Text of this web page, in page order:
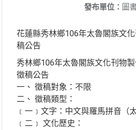
發布單位： 圖
花蓮縣秀林鄉106年太魯閣族文
稿公告
秀林鄉106年太魯閣族文化刊物
徵稿公告
一、 徵稿對象：不限
二、 徵稿類型：
﹝一﹞文字：中文與羅馬拼音（
﹝二﹞ 文化歷史：